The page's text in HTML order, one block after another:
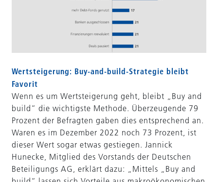
Wertsteigerung: Buy-and-build-Strategie bleibt
Favorit
Wenn es um Wertsteigerung geht, bleibt „Buy and
build“ die wichtigste Methode. Überzeugende 79
Prozent der Befragten gaben dies entsprechend an.
Waren es im Dezember 2022 noch 73 Prozent, ist
dieser Wert sogar etwas gestiegen. Jannick
Hunecke, Mitglied des Vorstands der Deutschen
Beteiligungs AG, erklärt dazu: „Mittels „Buy and